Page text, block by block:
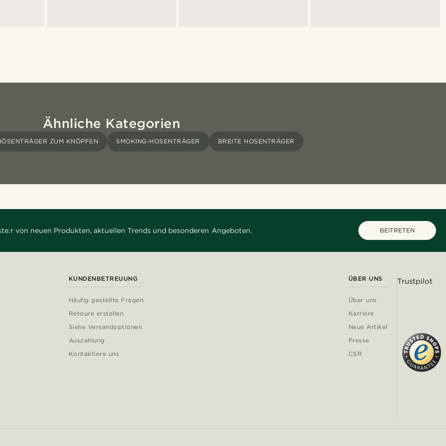
Ähnliche Kategorien
ZUM KNÖPFEN SMOKING-HOSENTRÄGER BREITE HOSENTRÄGER
von neuen Produkten, aktuellen Trends und besonderen Angeboten. BEITRETEN
KUNDENBETREUUNG
Häufig gestellte Fragen
Retoure erstellen
Siehe Versandoptionen
Auszahlung
Kontaktiere uns
ÜBER UNS
Über uns
Karriere
Neue Artikel
Presse
CSR
Trustpilot